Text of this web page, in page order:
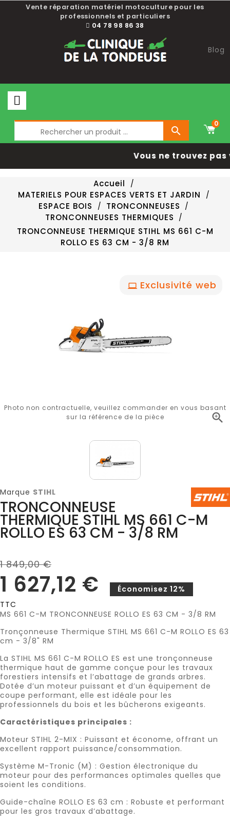
Vente réparation matériel motoculture pour les
professionnels et particuliers
04 78 98 86 38
Blog

0
Vous ne trouvez
Accueil
MATERIELS POUR ESPACES VERTS ET JARDIN
ESPACE BOIS
TRONCONNEUSES
TRONCONNEUSES THERMIQUES
TRONCONNEUSE THERMIQUE STIHL MS 661 C-M
ROLLO ES 63 CM - 3/8 RM
Exclusivité web

Photo non contractuelle, veuillez commander en vous basant
sur la référence de la pièce
Marque STIHL
TRONCONNEUSE
THERMIQUE STIHL MS 661 C-M
ROLLO ES 63 CM - 3/8 RM
1 849,00 €
1 627,12 €
Économisez 12%
TTC
MS 661 C-M TRONCONNEUSE ROLLO ES 63 CM - 3/8 RM
Tronçonneuse Thermique STIHL MS 661 C-M ROLLO ES 63
cm - 3/8" RM
La STIHL MS 661 C-M ROLLO ES est une tronçonneuse
thermique haut de gamme conçue pour les travaux
forestiers intensifs et l’abattage de grands arbres.
Dotée d’un moteur puissant et d’un équipement de
coupe performant, elle est idéale pour les
professionnels du bois et les bûcherons exigeants.
Caractéristiques principales :
Moteur STIHL 2-MIX : Puissant et économe, offrant un
excellent rapport puissance/consommation.
Système M-Tronic (M) : Gestion électronique du
moteur pour des performances optimales quelles que
soient les conditions.
Guide-chaîne ROLLO ES 63 cm : Robuste et performant
pour les gros travaux d’abattage.